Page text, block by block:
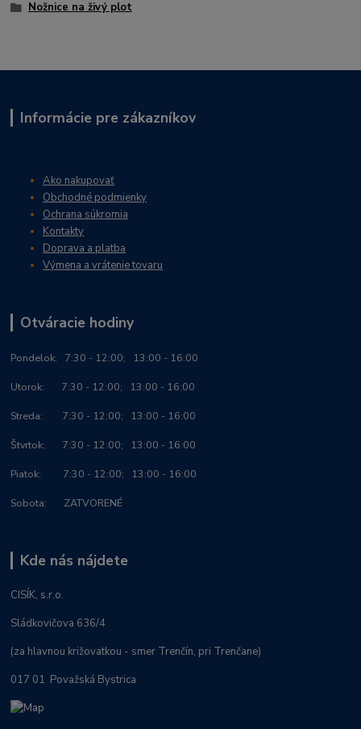
Nožnice na živý plot
Informácie pre zákazníkov
Ako nakupovať
Obchodné podmienky
Ochrana súkromia
Kontakty
Doprava a platba
Výmena a vrátenie tovaru
Otváracie hodiny
Pondelok: 7:30 - 12:00; 13:00 - 16:00
Utorok: 7:30 - 12:00; 13:00 - 16:00
Streda: 7:30 - 12:00; 13:00 - 16:00
Štvrtok: 7:30 - 12:00; 13:00 - 16:00
Piatok: 7:30 - 12:00; 13:00 - 16:00
Sobota: ZATVORENÉ
Kde nás nájdete
CISÍK, s.r.o.
Sládkovičova 636/4
(za hlavnou križovatkou - smer Trenčín, pri Trenčane)
017 01 Považská Bystrica